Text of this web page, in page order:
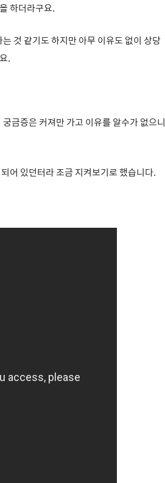
하더라구요.
것 같기도 하지만 아무 이유도 없이 상당
.
금증은 커져만 가고 이유를 알수가 없으니
어 있던터라 조금 지켜보기로 했습니다.